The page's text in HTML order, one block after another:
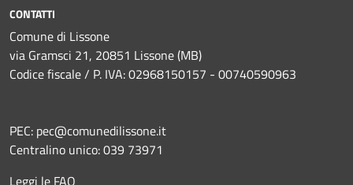
CONTATTI
Comune di Lissone
via Gramsci 21, 20851 Lissone (MB)
Codice fiscale / P. IVA: 02968150157 - 00740590963
PEC: pec@comunedilissone.it
Centralino unico:039 73971
Leggi le FAQ